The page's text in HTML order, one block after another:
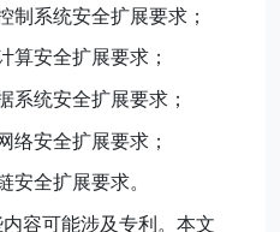
制系统安全扩展要求；
算安全扩展要求；
系统安全扩展要求；
络安全扩展要求；
安全扩展要求。
容可能涉及专利。本文